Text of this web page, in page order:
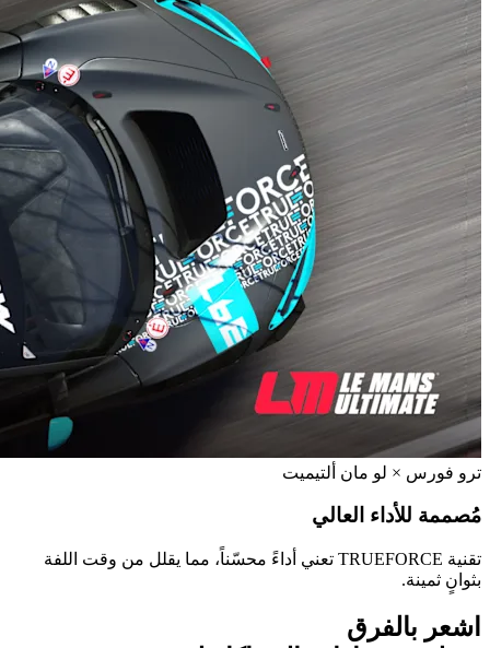
ترو فورس × لو مان ألتيميت
مُصممة للأداء العالي
تقنية TRUEFORCE تعني أداءً محسّناً، مما يقلل من وقت اللفة
بثوانٍ ثمينة.
اشعر بالفرق